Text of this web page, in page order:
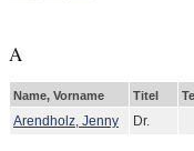
A
Name, Vorname Titel
Arendholz, Jenny Dr.